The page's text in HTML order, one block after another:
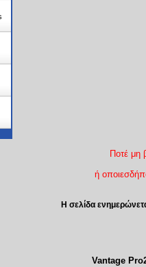
Ποτέ μη
ή
Η σελίδα
Vantage